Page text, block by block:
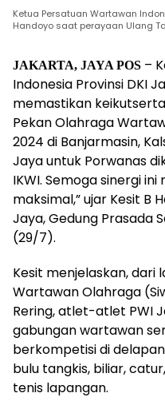
Ketua Persatuan Wartawan
Handoyo saat perayaan Ulang
JAKARTA, JAYA POS –
Indonesia Provinsi DKI
memastikan
Pekan Olahraga
2024 di Banjarmasin,
Jaya untuk Porwanas
IKWI. Semoga sinergi
maksimal,” ujar Kesit B
Jaya, Gedung Prasada
(29/7).
Kesit menjelaskan, dari
Wartawan Olahraga
Rering, atlet-atlet PWI
gabungan wartawan
berkompetisi di
bulu tangkis, biliar,
tenis lapangan.